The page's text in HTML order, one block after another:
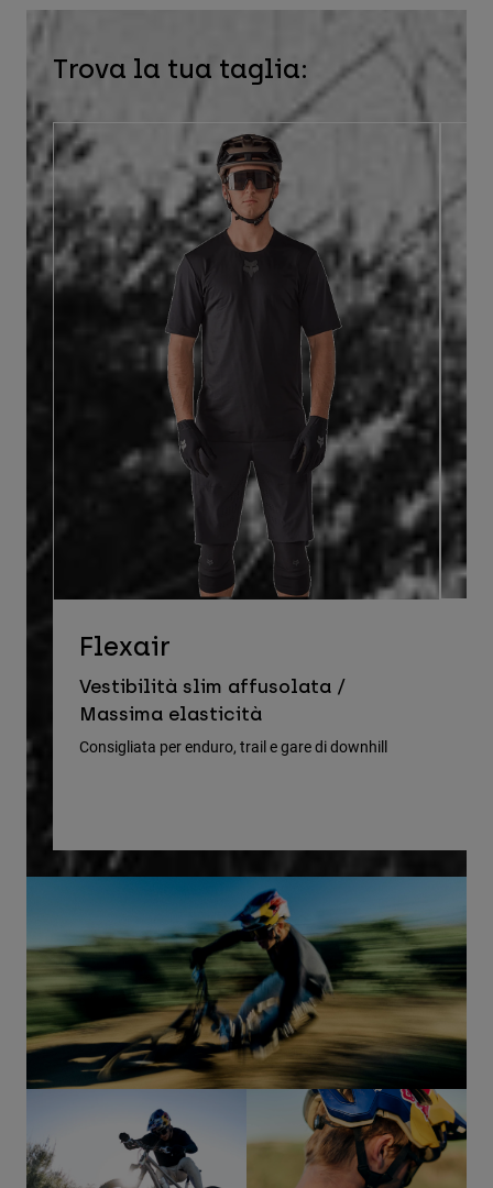
Trova la tua taglia:
Flexair
Vestibilità slim affusolata /
Massima elasticità
Consigliata per enduro, trail e gare di downhill